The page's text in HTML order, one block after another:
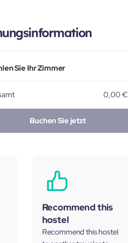
Sie Ihr Zimmer
0,00 €
Buchen Sie jetzt
Recommend this
hostel
Recommend this hostel